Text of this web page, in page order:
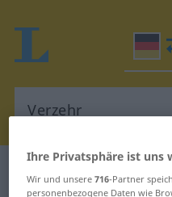
Ihre Privatsphäre ist uns
Wir und unsere716-Partner
personenbezogene Daten wie